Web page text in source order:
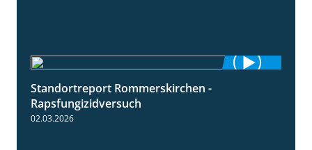
Standortreport Rommerskirchen -
Rapsfungizidversuch
02.03.2026